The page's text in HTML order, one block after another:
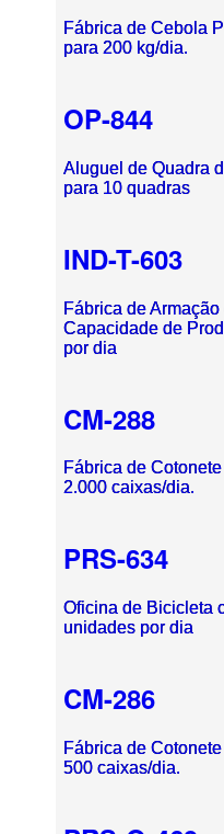
Fábrica de Cebola
para 200 kg/dia.
OP-844
Aluguel de Quadra
para 10 quadras
IND-T-603
Fábrica de
Capacidade de
por dia
CM-288
Fábrica de
2.000 caixas/dia.
PRS-634
Oficina de Bicicleta
unidades por dia
CM-286
Fábrica de
500 caixas/dia.